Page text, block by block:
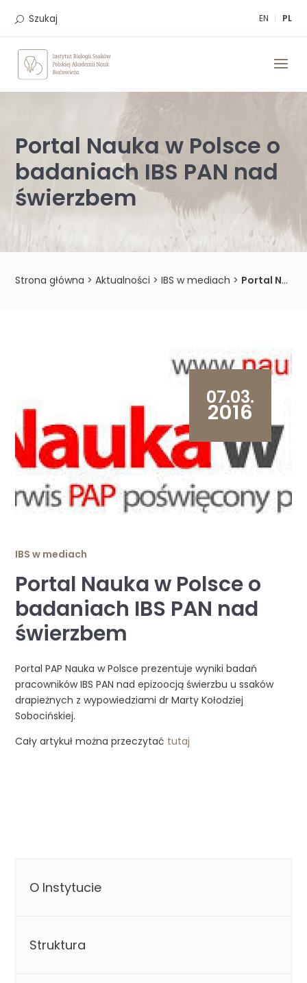
EN PL
Szukaj
Portal Nauka w Polsce o
badaniach IBS PAN nad
świerzbem
Strona główna >Aktualności >IBS w mediach > Portal Nauka w Polsce o badaniach IBS PAN nad świerzbem
07.03.
2016
IBS w mediach
Portal Nauka w Polsce o
badaniach IBS PAN nad
świerzbem
Portal PAP Nauka w Polsce prezentuje wyniki badań
pracowników IBS PAN nad epizoocją świerzbu u ssaków
drapieżnych z wypowiedziami dr Marty Kołodziej
Sobocińskiej.
Cały artykuł można przeczytać tutaj
O Instytucie
Struktura